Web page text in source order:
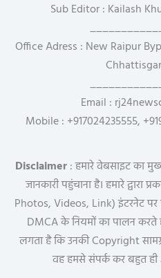
Sub Editor : Kailash
Office Adress : New Raipur
Email :
Mobile : +917024235555,
Disclaimer: हमारे वेबसाइट का
जानकारी पहुंचाना है। हमारे
Photos, Videos, Link) इंटरनेट
DMCA के नियमों का पालन करते
लगता है कि उनकी Copyright
वह हमसे संपर्क कर बहुत